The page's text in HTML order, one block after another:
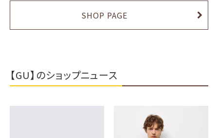
SHOP PAGE
【GU】のショップニュース